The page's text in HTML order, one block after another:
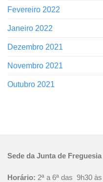
Fevereiro 2022
Janeiro 2022
Dezembro 2021
Novembro 2021
Outubro 2021
Sede da Junta de
Horário: 2ª a 6ª das 9h30